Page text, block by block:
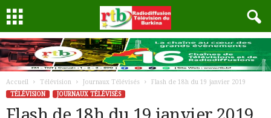
Accueil Télévision Journaux Télévisés
Flash de 18h du 19 janvier 2019
TÉLÉVISION
JOURNAUX TÉLÉVISÉS